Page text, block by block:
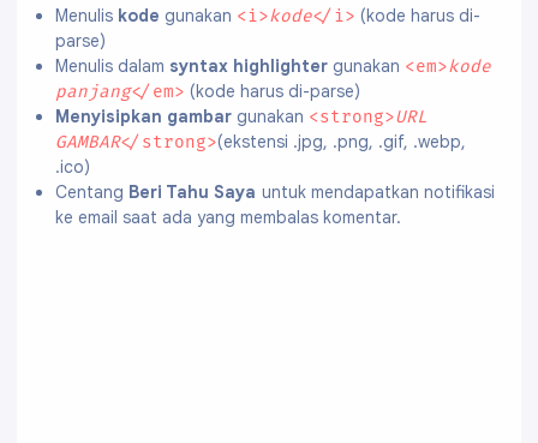
Menulis kode gunakan <i>kode</i> (kode harus di-
parse)
Menulis dalam syntax highlightergunakan <em>kode
panjang</em> (kode harus di-parse)
Menyisipkan gambargunakan <strong>URL
GAMBAR</strong>(ekstensi .jpg, .png, .gif, .webp,
.ico)
Centang Beri Tahu Saya untuk mendapatkan notifikasi
ke email saat ada yang membalas komentar.